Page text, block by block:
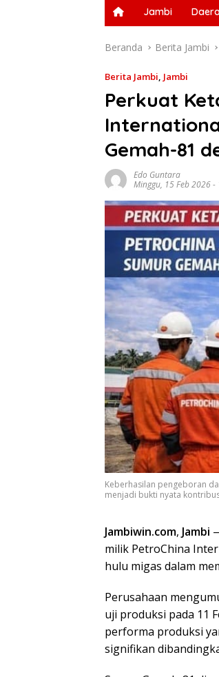
Jambi
Beranda Berita Jambi
Berita Jambi, Jambi
Perkuat
Gemah-81
Edo Guntara
Minggu, 15 Feb 2026 -
Keberhasilan pengeboran
menjadi bukti nyata
Jambiwin.com, Jambi
milik PetroChina
hulu migas dalam
Perusahaan
uji produksi pada 11
performa produksi
signifikan